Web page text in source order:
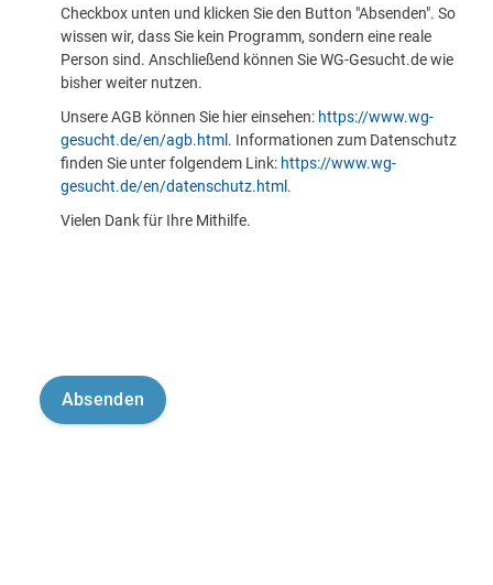
Checkbox unten und klicken Sie den Button "Absenden". So
wissen wir, dass Sie kein Programm, sondern eine reale
Person sind. Anschließend können Sie WG-Gesucht.de wie
bisher weiter nutzen.
Unsere AGB können Sie hier einsehen: https://www.wg-
gesucht.de/en/agb.html . Informationen zum Datenschutz
finden Sie unter folgendem Link: https://www.wg-
gesucht.de/en/datenschutz.html .
Vielen Dank für Ihre Mithilfe.